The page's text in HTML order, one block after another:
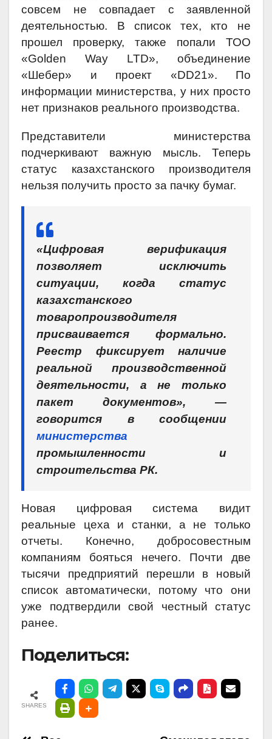
совсем не совпадает с заявленной
деятельностью. В список тех, кто не
прошел проверку, также попали ТОО
«Golden Way LTD», объединение
«Шебер» и проект «DD21». По
информации министерства, у них просто
нет признаков реального производства.
Представители министерства
подчеркивают важную мысль. Теперь
статус казахстанского производителя
нельзя получить просто за пачку бумаг.
«Цифровая верификация
позволяет исключить
ситуации, когда статус
казахстанского
товаропроизводителя
присваивается формально.
Реестр фиксирует наличие
реальной производственной
деятельности, а не только
пакет документов», —
говорится в сообщении
министерства
промышленности и
строительства РК.
Новая цифровая система видит
реальные цеха и станки, а не только
отчеты. Конечно, добросовестным
компаниям бояться нечего. Почти две
тысячи предприятий перешли в новый
список автоматически, потому что они
уже подтвердили свой честный статус
ранее.
Поделиться:
SHARES